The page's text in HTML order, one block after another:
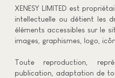
XENESY LIMITED est
intellectuelle ou détient les
éléments accessibles sur le
images, graphismes, logo,
Toute reproduction,
publication, adaptation de